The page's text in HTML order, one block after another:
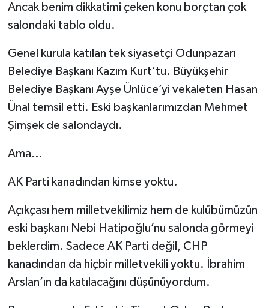
Ancak benim dikkatimi çeken konu borçtan çok
salondaki tablo oldu.
Genel kurula katılan tek siyasetçi Odunpazarı
Belediye Başkanı Kazım Kurt’tu. Büyükşehir
Belediye Başkanı Ayşe Ünlüce’yi vekaleten Hasan
Ünal temsil etti. Eski başkanlarımızdan Mehmet
Şimşek de salondaydı.
Ama…
AK Parti kanadından kimse yoktu.
Açıkçası hem milletvekilimiz hem de kulübümüzün
eski başkanı Nebi Hatipoğlu’nu salonda görmeyi
beklerdim. Sadece AK Parti değil, CHP
kanadından da hiçbir milletvekili yoktu. İbrahim
Arslan’ın da katılacağını düşünüyordum.